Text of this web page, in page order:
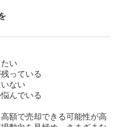
い
っている
ない
んでいる
額で売却できる可能性が高